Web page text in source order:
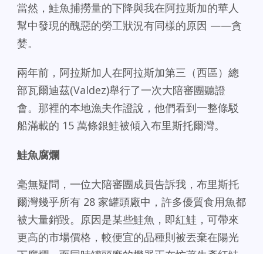
當然，鮭魚捕撈量的下降與我在阿拉斯加的華人
幫中發現的醜惡的勞工狀況有同樣的原因 ——貪
婪。
兩年前，阿拉斯加人在阿拉斯加第三（西區）總
部瓦爾迪茲(Valdez)舉行了一次大陪審團聽證
會。那裡的本地漁夫作證說，他們看到一整條駁
船滿載的 15 萬條銀鮭被傾入布里斯托爾灣。
鮭魚腐爛
毫無疑問，一位大陪審團成員告訴我，布里斯托
爾灣幾乎所有 28 家罐頭廠中，許多優質食用魚都
被大量銷毀。原因是某些鮭魚，即紅鮭，可帶來
更高的市場價格，較便宜的品種則被丟棄在陽光